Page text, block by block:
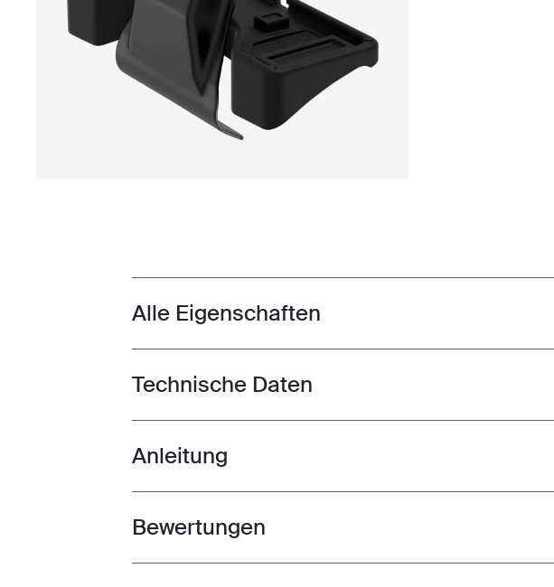
Toggle features
Alle Eigenschaften
Toggle techspec
Technische Daten
Toggle guides and instructions
Anleitung
Toggle overview
Bewertungen